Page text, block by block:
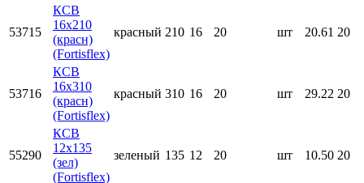
53715
КСВ
16х210
(красн)
(Fortisflex)
красный 210 16 20 шт 20.61 20
53716
КСВ
16х310
(красн)
(Fortisflex)
красный 310 16 20 шт 29.22 20
55290
КСВ
12х135
(зел)
(Fortisflex)
зеленый 135 12 20 шт 10.50 20